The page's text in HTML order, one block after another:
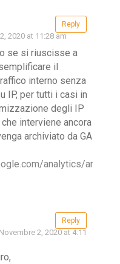
Reply
2020 at 11:28 am
se si riuscisse a
il
interno senza
IP, per tutti i casi in
degli IP
che interviene ancora
archiviato da GA
analytics/
Reply
2, 2020 at 4:11